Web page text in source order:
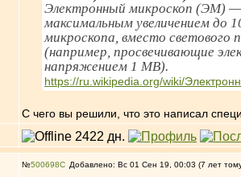
Электро́нный микроско́п (ЭМ) —
максимальным увеличением до
микроскопа, вместо светового
(например, просвечивающие
напряжением 1 МВ).
https://ru.wikipedia.org/wiki/
С чего вы решили, что это написал
№500698 Добавлено: Вс 01 Сен 19, 00:03 (7 лет